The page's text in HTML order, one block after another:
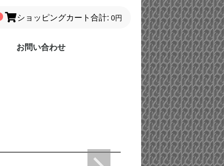
ショッピングカート 合計: 0円
お問い合わせ